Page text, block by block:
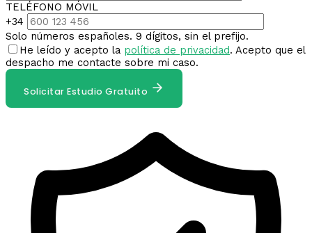
TELÉFONO MÓVIL
+34
Solo números españoles. 9 dígitos, sin el prefijo.
He leído y acepto la política de privacidad. Acepto que el
despacho me contacte sobre mi caso.
Solicitar Estudio Gratuito